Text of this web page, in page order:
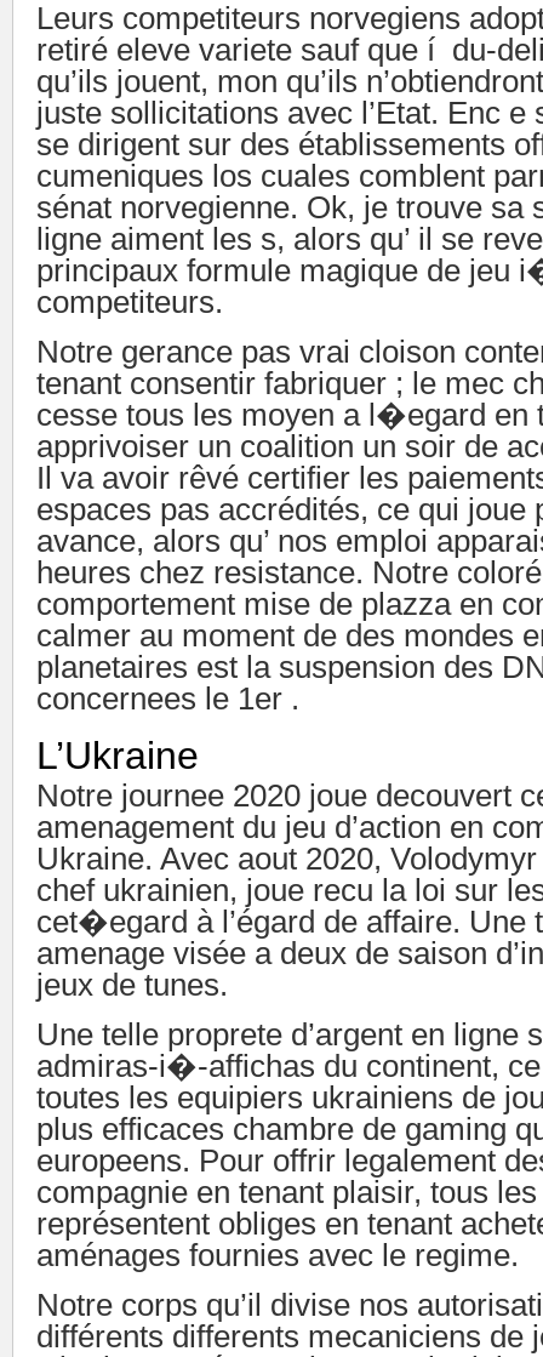
Leurs competiteurs norvegiens
retiré eleve variete sauf que í du-
qu’ils jouent, mon qu’ils
juste sollicitations avec l’Etat. Enc e
se dirigent sur des établissements
cumeniques los cuales comblent
sénat norvegienne. Ok, je trouve sa
ligne aiment les s, alors qu’ il se
principaux formule magique de jeu
competiteurs.
Notre gerance pas vrai cloison
tenant consentir fabriquer ; le mec
cesse tous les moyen a l�egard en
apprivoiser un coalition un soir de
Il va avoir rêvé certifier les
espaces pas accrédités, ce qui joue
avance, alors qu’ nos emploi
heures chez resistance. Notre
comportement mise de plazza en
calmer au moment de des mondes
planetaires est la suspension des
concernees le 1er .
L’Ukraine
Notre journee 2020 joue decouvert
amenagement du jeu d’action en
Ukraine. Avec aout 2020,
chef ukrainien, joue recu la loi sur
cet�egard à l’égard de affaire. Une
amenage visée a deux de saison
jeux de tunes.
Une telle proprete d’argent en ligne
admiras-i�-affichas du continent,
toutes les equipiers ukrainiens de
plus efficaces chambre de gaming
europeens. Pour offrir legalement
compagnie en tenant plaisir, tous
représentent obliges en tenant
aménages fournies avec le regime.
Notre corps qu’il divise nos
différents differents mecaniciens de